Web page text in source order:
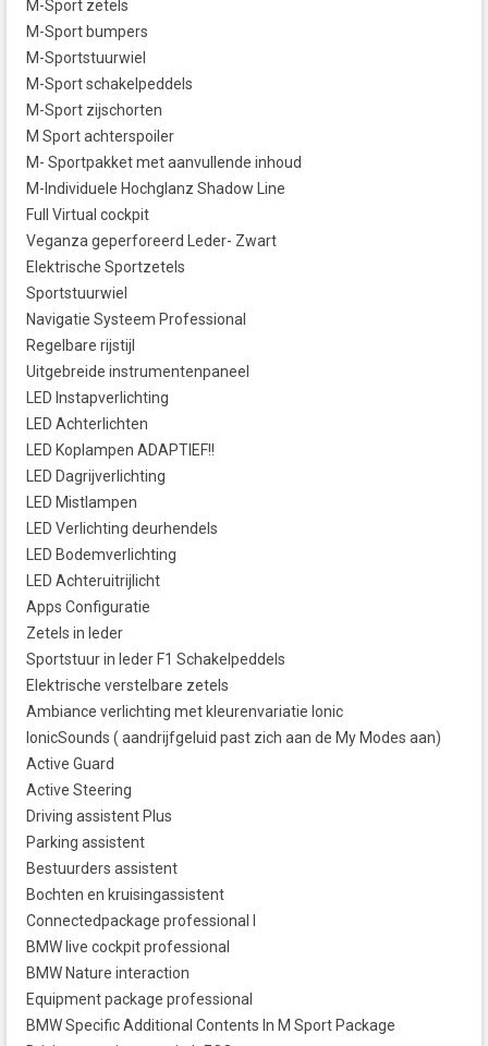
M-Sport zetels
M-Sport bumpers
M-Sportstuurwiel
M-Sport schakelpeddels
M-Sport zijschorten
M Sport achterspoiler
M- Sportpakket met aanvullende inhoud
M-Individuele Hochglanz Shadow Line
Full Virtual cockpit
Veganza geperforeerd Leder- Zwart
Elektrische Sportzetels
Sportstuurwiel
Navigatie Systeem Professional
Regelbare rijstijl
Uitgebreide instrumentenpaneel
LED Instapverlichting
LED Achterlichten
LED Koplampen ADAPTIEF!!
LED Dagrijverlichting
LED Mistlampen
LED Verlichting deurhendels
LED Bodemverlichting
LED Achteruitrijlicht
Apps Configuratie
Zetels in leder
Sportstuur in leder F1 Schakelpeddels
Elektrische verstelbare zetels
Ambiance verlichting met kleurenvariatie Ionic
IonicSounds ( aandrijfgeluid past zich aan de My Modes aan)
Active Guard
Active Steering
Driving assistent Plus
Parking assistent
Bestuurders assistent
Bochten en kruisingassistent
Connectedpackage professional I
BMW live cockpit professional
BMW Nature interaction
Equipment package professional
BMW Specific Additional Contents In M Sport Package